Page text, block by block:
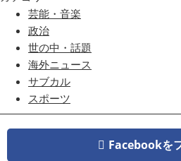
芸能・音楽
政治
世の中・話題
海外ニュース
サブカル
スポーツ
Facebookを